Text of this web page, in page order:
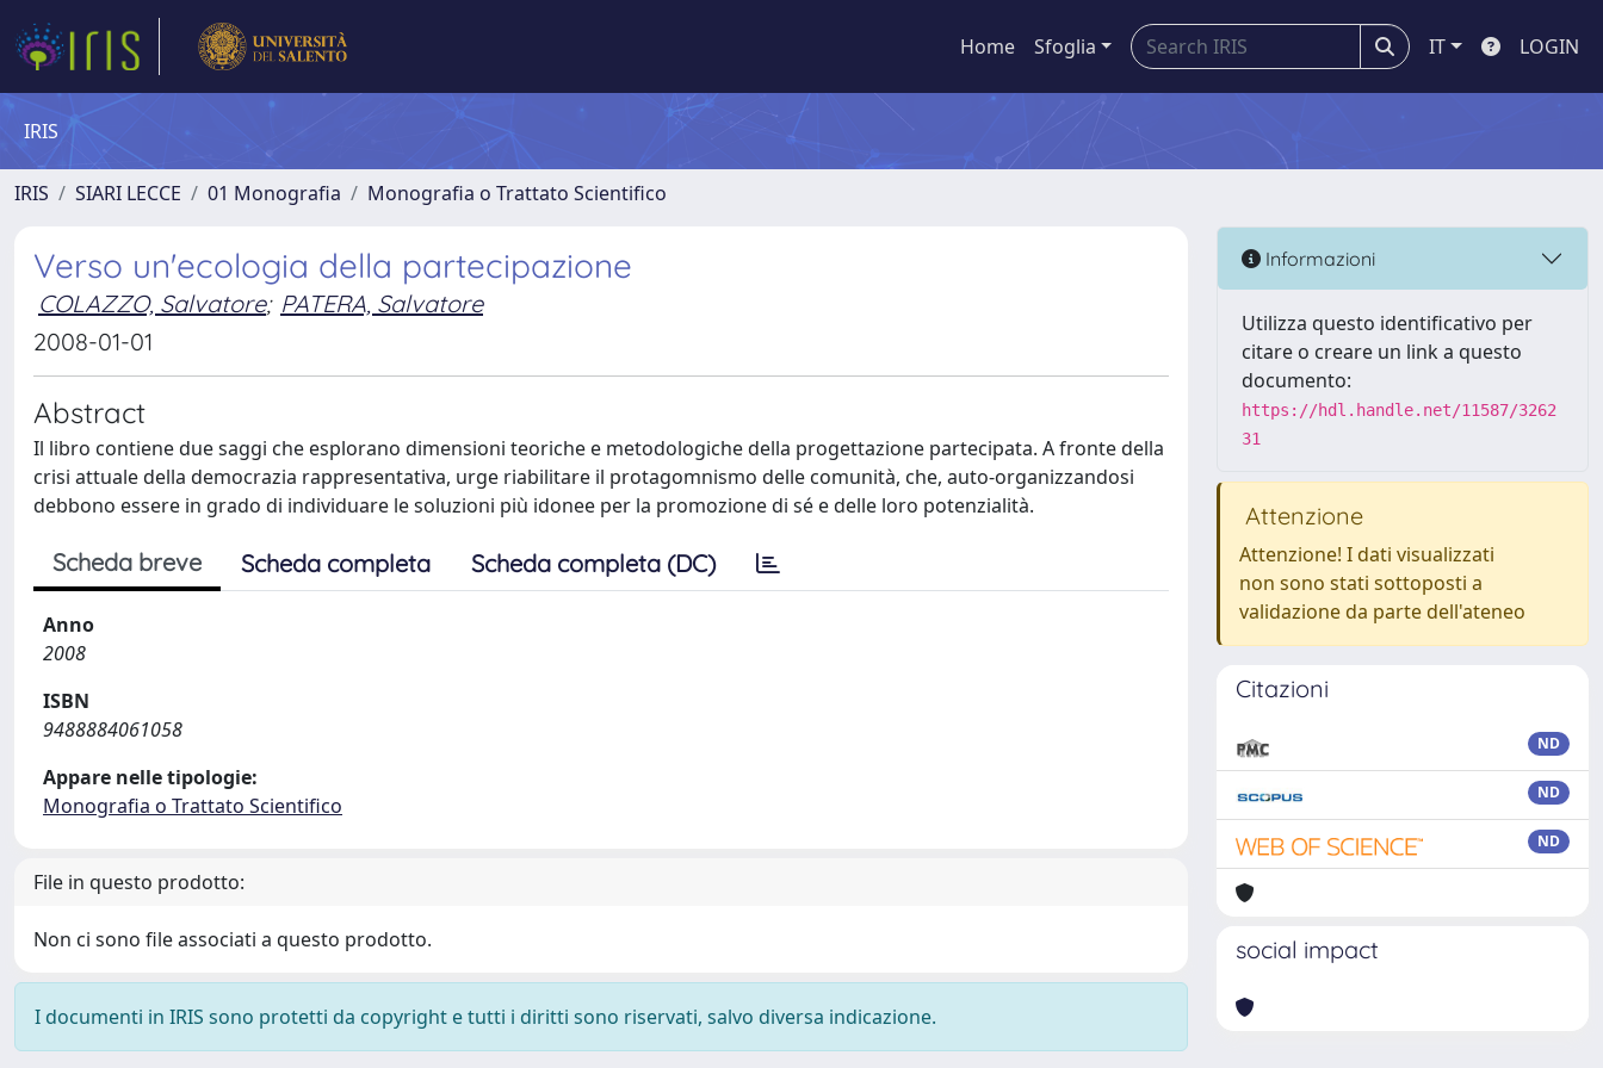
Home Sfoglia IT LOGIN
IRIS
IRIS SIARI LECCE 01 Monografia Monografia o Trattato Scientifico
Verso un'ecologia della partecipazione
COLAZZO, Salvatore; PATERA, Salvatore
2008-01-01
Abstract
Il libro contiene due saggi che esplorano dimensioni teoriche e metodologiche della progettazione partecipata. A fronte della
crisi attuale della democrazia rappresentativa, urge riabilitare il protagomnismo delle comunità, che, auto-organizzandosi
debbono essere in grado di individuare le soluzioni più idonee per la promozione di sé e delle loro potenzialità.
Scheda breve Scheda completa Scheda completa (DC)
Anno
2008
ISBN
9488884061058
Appare nelle tipologie:
Monografia o Trattato Scientifico
File in questo prodotto:
Non ci sono file associati a questo prodotto.
I documenti in IRIS sono protetti da copyright e tutti i diritti sono riservati, salvo diversa indicazione.
Informazioni
Utilizza questo identificativo per
citare o creare un link a questo
documento:
https://hdl.handle.net/11587/3262
31
Attenzione
Attenzione! I dati visualizzati
non sono stati sottoposti a
validazione da parte dell'ateneo
Citazioni
ND
ND
ND
social impact